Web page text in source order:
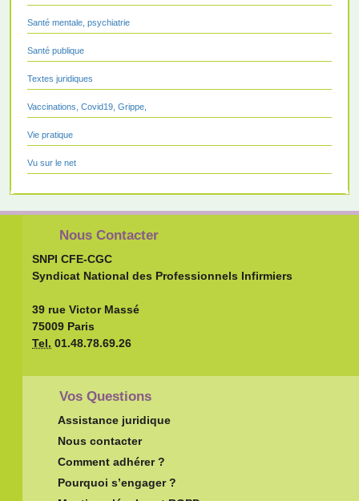
Santé mentale, psychiatrie
Santé publique
Textes juridiques
Vaccinations, Covid19, Grippe,
Vie pratique
Vu sur le net
Nous Contacter
SNPI CFE-CGC
Syndicat National des Professionnels Infirmiers
39 rue Victor Massé
75009 Paris
Tel. 01.48.78.69.26
Vos Questions
Assistance juridique
Nous contacter
Comment adhérer ?
Pourquoi s’engager ?